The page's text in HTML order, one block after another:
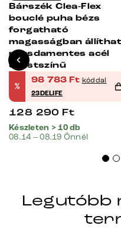
Bárszék Clea-Flex
bouclé puha bézs
forgatható
magasságban
rozsdamentes acél
ezüstszínű
%
98 783 Ft kóddal
23DELIFE
128 290 Ft
Készleten > 10 db
08.14 – 08.19 Önnél
Legutóbb